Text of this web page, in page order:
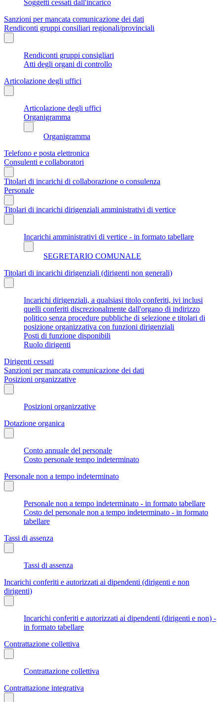
Soggetti cessati dall'incarico
Sanzioni per mancata comunicazione dei dati
Rendiconti gruppi consiliari regionali/provinciali
Rendiconti gruppi consigliari
Atti degli organi di controllo
Articolazione degli uffici
Articolazione degli uffici
Organigramma
Organigramma
Telefono e posta elettronica
Consulenti e collaboratori
Titolari di incarichi di collaborazione o consulenza
Personale
Titolari di incarichi dirigenziali amministrativi di vertice
Incarichi amministrativi di vertice - in formato tabellare
SEGRETARIO COMUNALE
Titolari di incarichi dirigenziali (dirigenti non generali)
Incarichi dirigenziali, a qualsiasi titolo conferiti, ivi inclusi
quelli conferiti discrezionalmente dall'organo di indirizzo
politico senza procedure pubbliche di selezione e titolari di
posizione organizzativa con funzioni dirigenziali
Posti di funzione disponibili
Ruolo dirigenti
Dirigenti cessati
Sanzioni per mancata comunicazione dei dati
Posizioni organizzative
Posizioni organizzative
Dotazione organica
Conto annuale del personale
Costo personale tempo indeterminato
Personale non a tempo indeterminato
Personale non a tempo indeterminato - in formato tabellare
Costo del personale non a tempo indeterminato - in formato
tabellare
Tassi di assenza
Tassi di assenza
Incarichi conferiti e autorizzati ai dipendenti (dirigenti e non
dirigenti)
Incarichi conferiti e autorizzati ai dipendenti (dirigenti e non) -
in formato tabellare
Contrattazione collettiva
Contrattazione collettiva
Contrattazione integrativa